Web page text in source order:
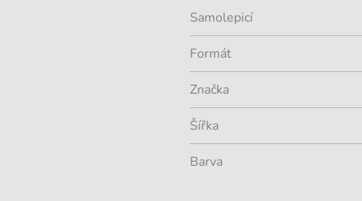
Samolepicí
Formát
Značka
Šířka
Barva